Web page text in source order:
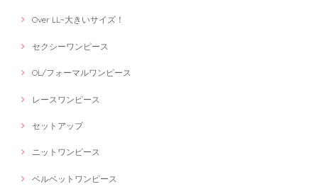
Over LL~大きいサイズ！
セクシーワンピース
OL/フォーマルワンピース
レースワンピース
セットアップ
ニットワンピース
ベルベットワンピース